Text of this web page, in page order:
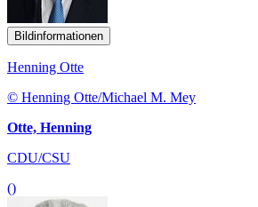
Bildinformationen
Henning Otte
© Henning Otte/Michael M. Mey
Otte, Henning
CDU/CSU
()